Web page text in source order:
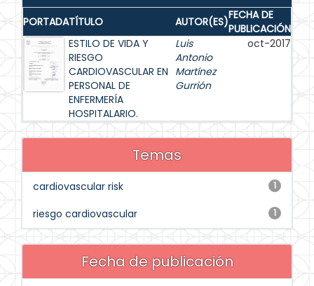
PORTADATÍTULO AUTOR(ES)FECHA DE
PUBLICACIÓN
ESTILO DE VIDA Y
RIESGO
CARDIOVASCULAR EN
PERSONAL DE
ENFERMERÍA
HOSPITALARIO.
Luis
Antonio
Martínez
Gurrión
oct-2017
Temas
1
cardiovascular risk
1
riesgo cardiovascular
Fecha de publicación